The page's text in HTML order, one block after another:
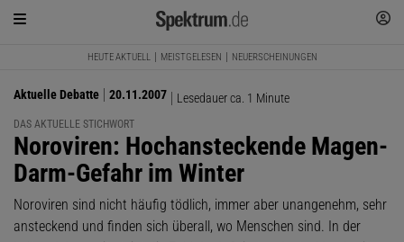
HEUTE AKTUELL MEISTGELESEN NEUERSCHEINUNGEN
Aktuelle Debatte 20.11.2007 Lesedauer ca. 1 Minute
DAS AKTUELLE STICHWORT
:
Noroviren: Hochansteckende Magen-
Darm-Gefahr im Winter
Noroviren sind nicht häufig tödlich, immer aber unangenehm, sehr
ansteckend und finden sich überall, wo Menschen sind. In der